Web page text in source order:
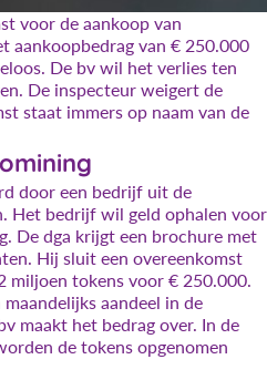
voor de aankoop van
aankoopbedrag van € 250.000
De bv wil het verlies ten
De inspecteur weigert de
staat immers op naam van de
door een bedrijf uit de
Het bedrijf wil geld ophalen voor
De dga krijgt een brochure met
Hij sluit een overeenkomst
miljoen tokens voor € 250.000.
aandeel in de
maakt het bedrag over. In de
de tokens opgenomen